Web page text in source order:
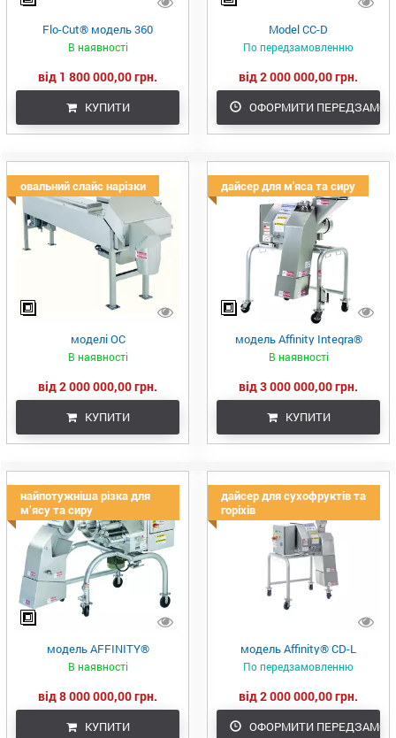
Flo-Cut® модель 360
В наявності
від 1 800 000,00 грн.
КУПИТИ
Model CC-D
По передзамовленню
від 2 000 000,00 грн.
ОФОРМИТИ
овальний слайс нарізки
моделі OC
В наявності
від 2 000 000,00 грн.
КУПИТИ
дайсер для м'яса та сиру
модель Affinity Integra®
В наявності
від 3 000 000,00 грн.
КУПИТИ
найпотужніша різка для
м’ясу та сиру
модель AFFINITY®
В наявності
від 8 000 000,00 грн.
КУПИТИ
дайсер для сухофруктів та
горіхів
модель Affinity® CD-L
По передзамовленню
від 2 000 000,00 грн.
ОФОРМИТИ